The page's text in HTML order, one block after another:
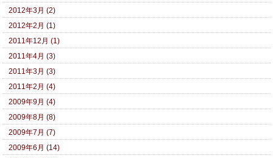
2012年3月 (2)
2012年2月 (1)
2011年12月 (1)
2011年4月 (3)
2011年3月 (3)
2011年2月 (4)
2009年9月 (4)
2009年8月 (8)
2009年7月 (7)
2009年6月 (14)